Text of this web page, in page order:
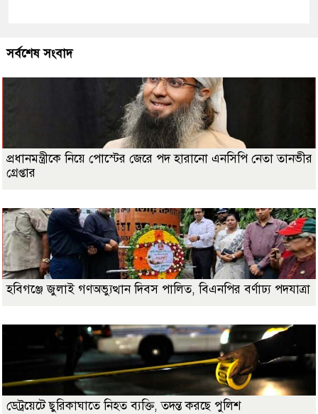
সর্বশেষ সংবাদ
প্রধানমন্ত্রীকে নিয়ে পোস্টের জেরে পদ হারানো এনসিপি নেতা তানভীর
গ্রেপ্তার
হবিগঞ্জে জুলাই গণঅভ্যুত্থান দিবস পালিত, বিএনপির বর্ণাঢ্য পদযাত্রা
ডেট্রয়েটে ছুরিকাঘাতে নিহত ব্যক্তি, তদন্ত করছে পুলিশ